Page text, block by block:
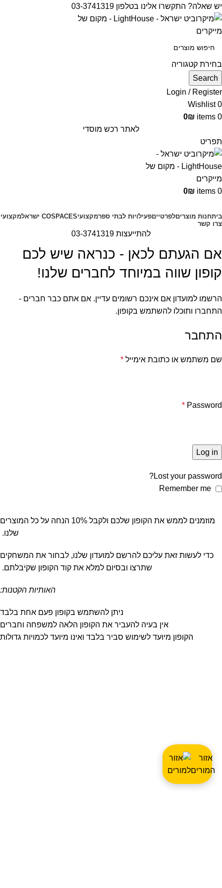
אזור
המורים
יש שאלה? התקשרו אלינו בטלפון 03-3741319
בחירת קטגוריה
Search
Login / Register
0
Wishlist
0
items
0₪
לאתר רכש מוסדי
תפריט
0
items
0₪
ביתחנות מוצריםלפרטייםפעילויות לבתי ספרמקצועיCOSPACES ישראל
מקצועי
צרו קשר
להתייעצות 03-3741319
אם הגעתם לכאן - כנראה שיש לכם
קופון שווה במיוחד לחברים שלנו!
הרשמו למועדון אם אינכם רשומים עדיין. אם אתם כבר חברים -
התחברו ותוכלו להשתמש בקופון.
התחבר
שם משתמש או כתובת אימייל *
Password
*
Log in
Lost your password?
Remember me
מוזמנים לממש את הקופון שלכם ולקבל 10% הנחה על כל המוצרים
שלנו.
כדי לעשות זאת עליכם להרשם למועדון שלנו, לבחור את המשחקים
שתרצו ובסיום למלא את קוד הקופון שקיבלתם.
האותיות הקטנות:
ניתן להשתמש בקופון פעם אחת בלבד
אין בעיה להעביר את הקופון הלאה למשפחה וחברים
הקופון מיועד לשימוש סביר בלבד ואינו מיועד לכמויות גדולות